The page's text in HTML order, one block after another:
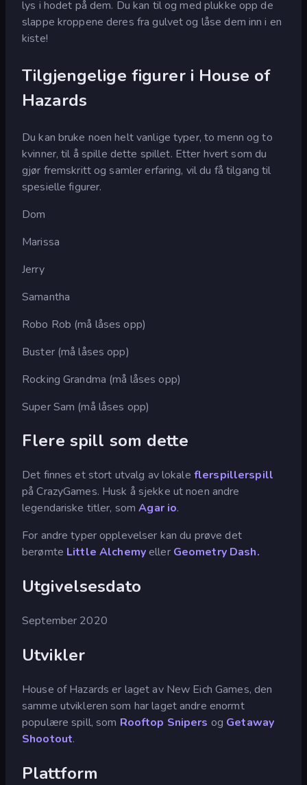
lys i hodet på dem. Du kan til og med plukke opp de
slappe kroppene deres fra gulvet og låse dem inn i en
kiste!
Tilgjengelige figurer i House of
Hazards
Du kan bruke noen helt vanlige typer, to menn og to
kvinner, til å spille dette spillet. Etter hvert som du
gjør fremskritt og samler erfaring, vil du få tilgang til
spesielle figurer.
Dom
Marissa
Jerry
Samantha
Robo Rob (må låses opp)
Buster (må låses opp)
Rocking Grandma (må låses opp)
Super Sam (må låses opp)
Flere spill som dette
Det finnes et stort utvalg av lokale flerspillerspill
på CrazyGames. Husk å sjekke ut noen andre
legendariske titler, somAgar io.
For andre typer opplevelser kan du prøve det
berømte Little Alchemyeller Geometry Dash.
Utgivelsesdato
September 2020
Utvikler
House of Hazards er laget av New Eich Games, den
samme utvikleren som har laget andre enormt
populære spill, som Rooftop Snipers og Getaway
Shootout.
Plattform